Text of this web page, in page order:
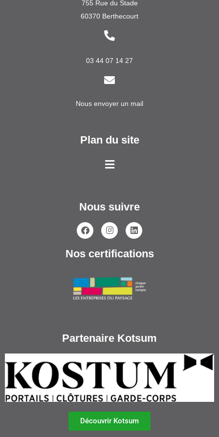
755 Rue du Stade
60370 Berthecourt
03 44 07 14 27
Nous envoyer un mail
Plan du site
Nous suivre
Nos certifications
Partenaire Kotsum
Découvrir Kotsum